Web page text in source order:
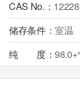
CAS No.：
储存条件：室温
纯 度：